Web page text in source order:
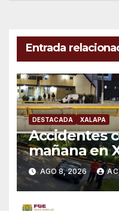
Entrada
DESTACADA XALAPA
Accidentes
mañana en
AGO 8, 2026